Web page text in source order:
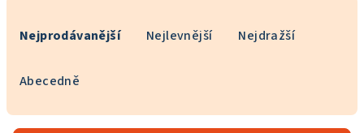
Nejprodávanější Nejlevnější Nejdražší
Abecedně